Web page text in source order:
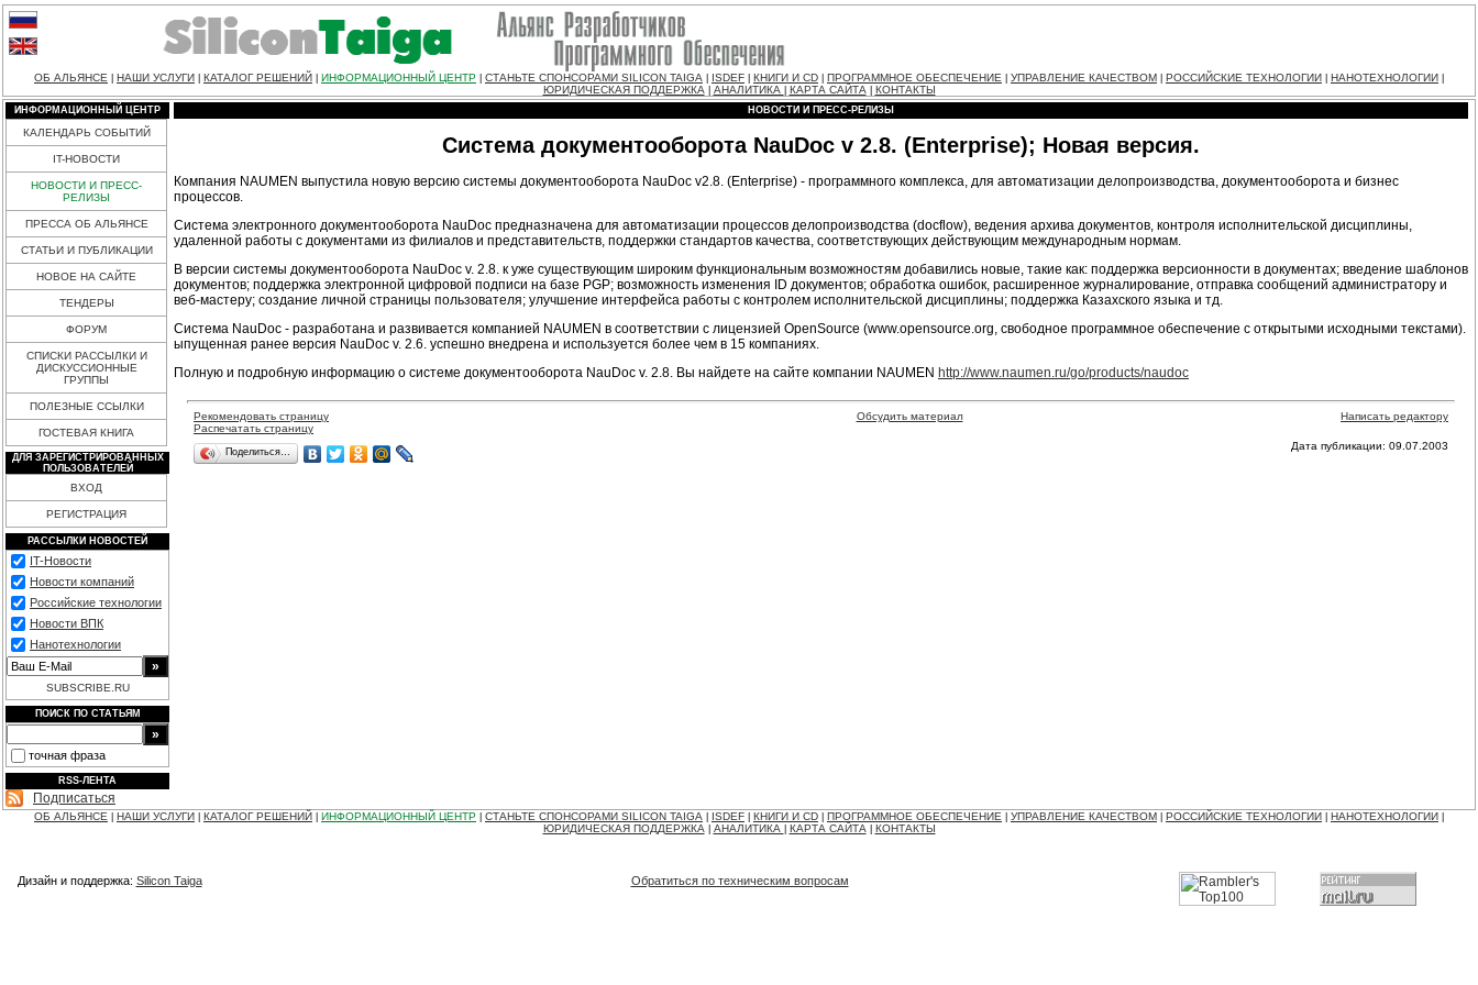
ОБ АЛЬЯНСЕ НАШИ УСЛУГИ КАТАЛОГ РЕШЕНИЙ ИНФОРМАЦИОННЫЙ ЦЕНТР СТАНЬТЕ СПОНСОРАМИ SILICON TAIGA ISDEF КНИГИ И CD ПРОГРАММНОЕ ОБЕСПЕЧЕНИЕ УПРАВЛЕНИЕ КАЧЕСТВОМ РОССИЙСКИЕ ТЕХНОЛОГИИ НАНОТЕХНОЛОГИИ
ЮРИДИЧЕСКАЯ ПОДДЕРЖКА| АНАЛИТИКА КАРТА САЙТА| КОНТАКТЫ
ИНФОРМАЦИОННЫЙ ЦЕНТР
КАЛЕНДАРЬ СОБЫТИЙ
IT-НОВОСТИ
НОВОСТИ И ПРЕСС-
РЕЛИЗЫ
ПРЕССА ОБ АЛЬЯНСЕ
СТАТЬИ И ПУБЛИКАЦИИ
НОВОЕ НА САЙТЕ
ТЕНДЕРЫ
ФОРУМ
СПИСКИ РАССЫЛКИ И
ДИСКУССИОННЫЕ
ГРУППЫ
ПОЛЕЗНЫЕ ССЫЛКИ
ГОСТЕВАЯ КНИГА
ДЛЯ ЗАРЕГИСТРИРОВАННЫХ
ПОЛЬЗОВАТЕЛЕЙ
ВХОД
РЕГИСТРАЦИЯ
РАССЫЛКИ НОВОСТЕЙ
IT-Новости
Новости компаний
Российские технологии
Новости ВПК
Нанотехнологии
SUBSCRIBE.RU
ПОИСК ПО СТАТЬЯМ
точная фраза
RSS-ЛЕНТА
Подписаться
НОВОСТИ И ПРЕСС-РЕЛИЗЫ
Система документооборота NauDoc v 2.8. (Enterprise); Новая версия.
Компания NAUMEN выпустила новую версию системы документооборота NauDoc v2.8. (Enterprise) - программного комплекса, для автоматизации делопроизводства, документооборота и бизнес
процессов.
Система электронного документооборота NauDoc предназначена для автоматизации процессов делопроизводства (docflow), ведения архива документов, контроля исполнительской дисциплины,
удаленной работы с документами из филиалов и представительств, поддержки стандартов качества, соответствующих действующим международным нормам.
В версии системы документооборота NauDoc v. 2.8. к уже существующим широким функциональным возможностям добавились новые, такие как: поддержка версионности в документах; введение шаблонов
документов; поддержка электронной цифровой подписи на базе PGP; возможность изменения ID документов; обработка ошибок, расширенное журналирование, отправка сообщений администратору и
веб-мастеру; создание личной страницы пользователя; улучшение интерфейса работы с контролем исполнительской дисциплины; поддержка Казахского языка и тд.
Система NauDoc - разработана и развивается компанией NAUMEN в соответствии с лицензией OpenSource (www.opensource.org, свободное программное обеспечение с открытыми исходными текстами).
ыпущенная ранее версия NauDoc v. 2.6. успешно внедрена и используется более чем в 15 компаниях.
Полную и подробную информацию о системе документооборота NauDoc v. 2.8. Вы найдете на сайте компании NAUMEN http://www.naumen.ru/go/products/naudoc
Рекомендовать страницу Обсудить материал
Написать редактору
Распечатать страницу
Поделиться… Дата публикации: 09.07.2003
ОБ АЛЬЯНСЕ НАШИ УСЛУГИ КАТАЛОГ РЕШЕНИЙ ИНФОРМАЦИОННЫЙ ЦЕНТР СТАНЬТЕ СПОНСОРАМИ SILICON TAIGA ISDEF КНИГИ И CD ПРОГРАММНОЕ ОБЕСПЕЧЕНИЕ УПРАВЛЕНИЕ КАЧЕСТВОМ РОССИЙСКИЕ ТЕХНОЛОГИИ НАНОТЕХНОЛОГИИ
ЮРИДИЧЕСКАЯ ПОДДЕРЖКА| АНАЛИТИКА КАРТА САЙТА| КОНТАКТЫ
Дизайн и поддержка: Silicon Taiga Обратиться по техническим вопросам